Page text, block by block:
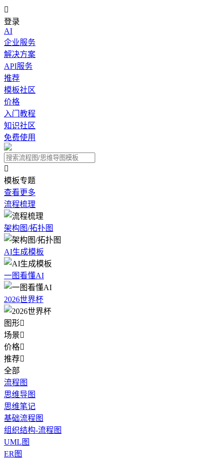

登录
AI
企业服务
解决方案
API服务
推荐
模板社区
价格
入门教程
知识社区
免费使用

模板专题
查看更多
流程梳理
架构图/拓扑图
AI生成模板
一图看懂AI
2026世界杯
图形
场景
价格
推荐
全部
流程图
思维导图
思维笔记
基础流程图
组织结构-流程图
UML图
ER图